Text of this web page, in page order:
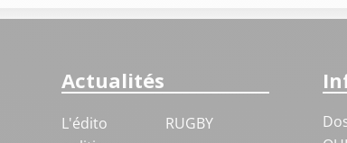
Actualités
L'édito
RUGBY